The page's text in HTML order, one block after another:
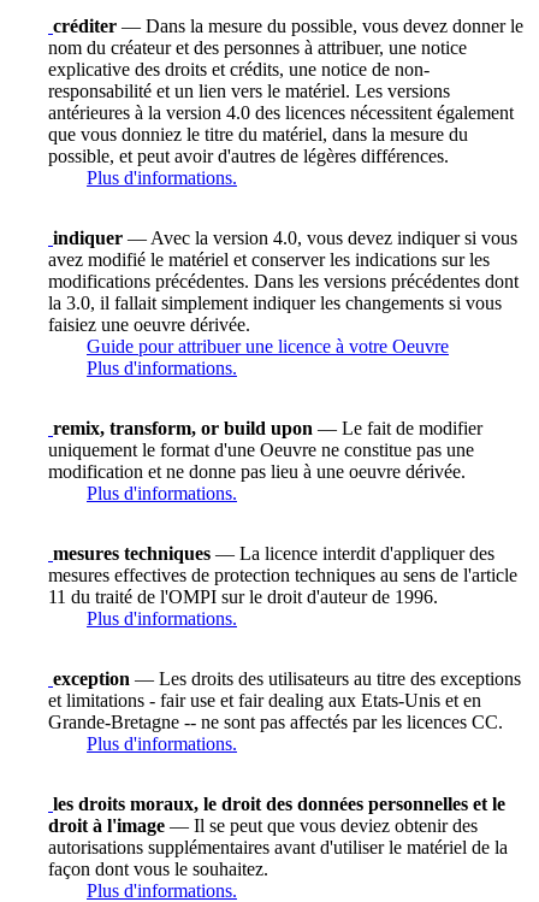
créditer — Dans la mesure du possible, vous devez donner le
nom du créateur et des personnes à attribuer, une notice
explicative des droits et crédits, une notice de non-
responsabilité et un lien vers le matériel. Les versions
antérieures à la version 4.0 des licences nécessitent également
que vous donniez le titre du matériel, dans la mesure du
possible, et peut avoir d'autres de légères différences.
Plus d'informations.
indiquer — Avec la version 4.0, vous devez indiquer si vous
avez modifié le matériel et conserver les indications sur les
modifications précédentes. Dans les versions précédentes dont
la 3.0, il fallait simplement indiquer les changements si vous
faisiez une oeuvre dérivée.
Guide pour attribuer une licence à votre Oeuvre
Plus d'informations.
remix, transform, or build upon — Le fait de modifier
uniquement le format d'une Oeuvre ne constitue pas une
modification et ne donne pas lieu à une oeuvre dérivée.
Plus d'informations.
mesures techniques — La licence interdit d'appliquer des
mesures effectives de protection techniques au sens de l'article
11 du traité de l'OMPI sur le droit d'auteur de 1996.
Plus d'informations.
exception — Les droits des utilisateurs au titre des exceptions
et limitations - fair use et fair dealing aux Etats-Unis et en
Grande-Bretagne -- ne sont pas affectés par les licences CC.
Plus d'informations.
les droits moraux, le droit des données personnelles et le
droit à l'image — Il se peut que vous deviez obtenir des
autorisations supplémentaires avant d'utiliser le matériel de la
façon dont vous le souhaitez.
Plus d'informations.